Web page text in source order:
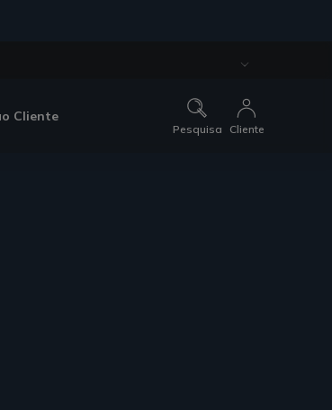
Cliente
Pesquisa Cliente